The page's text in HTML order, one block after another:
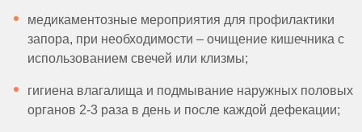
медикаментозные мероприятия для профилактики
запора, при необходимости – очищение кишечника с
использованием свечей или клизмы;
гигиена влагалища и подмывание наружных половых
органов 2-3 раза в день и после каждой дефекации;